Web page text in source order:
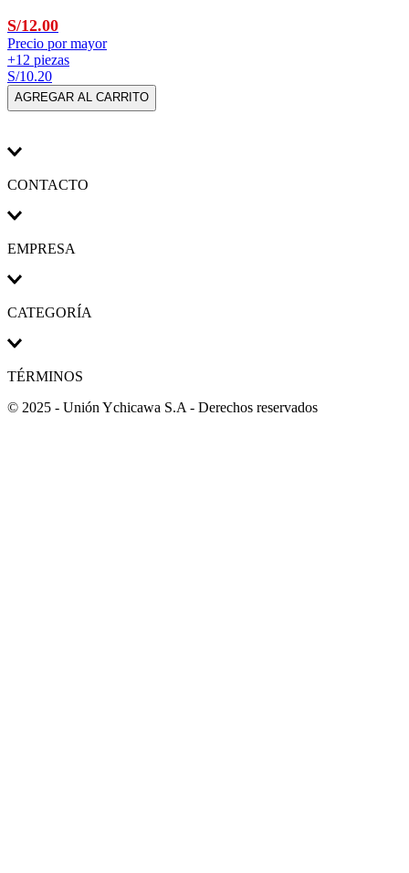
S/12.00
Precio por mayor
+12 piezas
S/10.20
AGREGAR AL CARRITO
CONTACTO
EMPRESA
CATEGORÍA
TÉRMINOS
© 2025 - Unión Ychicawa S.A - Derechos reservados